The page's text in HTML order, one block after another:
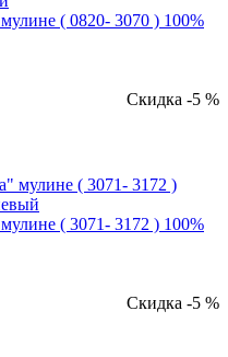
( 0820- 3070 ) 100%
Скидка -5 %
( 3071- 3172 ) 100%
Скидка -5 %